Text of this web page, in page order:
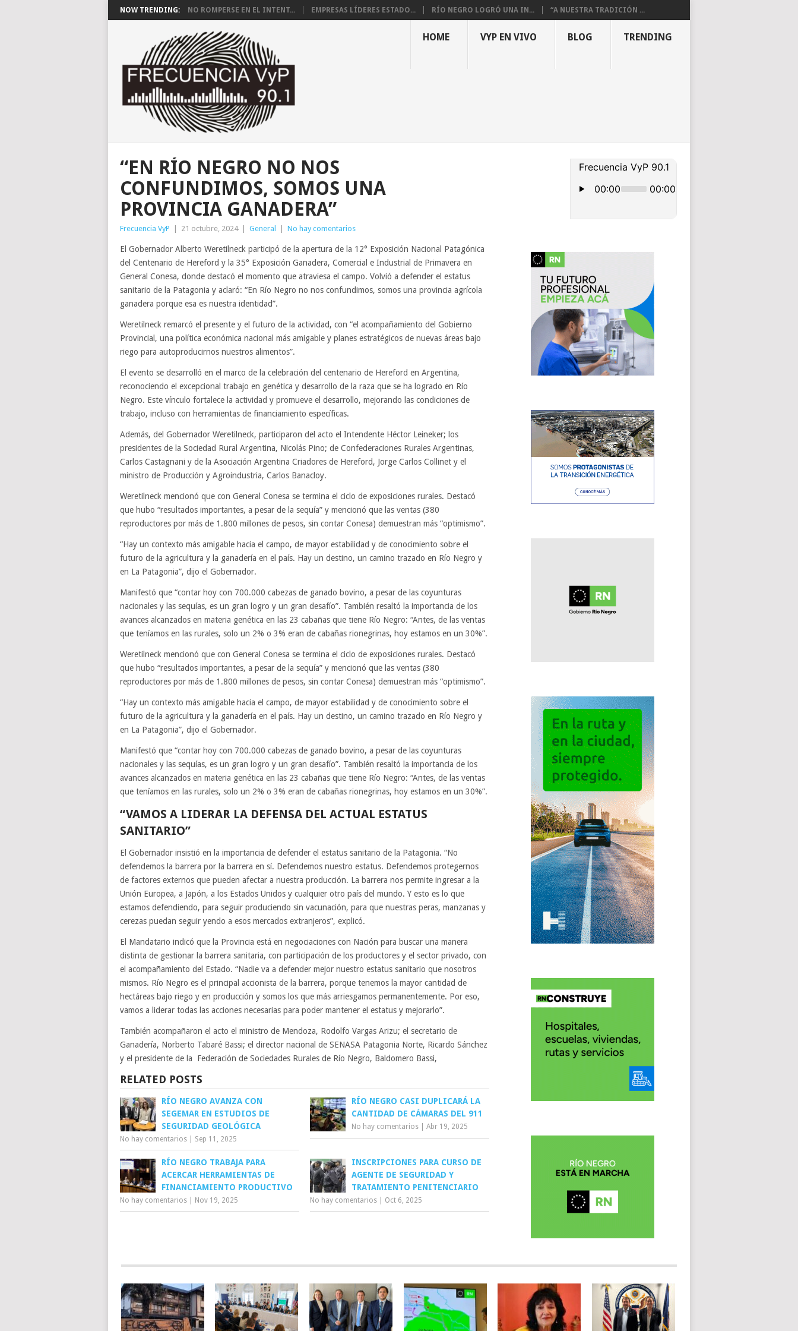
NOW TRENDING: NO ROMPERSE EN EL INTENT... EMPRESAS LÍDERES ESTADO... RÍO NEGRO LOGRÓ UNA IN... “A NUESTRA TRADICIÓN ...
HOME VYP EN VIVO BLOG TRENDING
“EN RÍO NEGRO NO NOS
CONFUNDIMOS, SOMOS UNA
PROVINCIA GANADERA”
Frecuencia VyP 21 octubre, 2024 General No hay comentarios
El Gobernador Alberto Weretilneck participó de la apertura de la 12° Exposición Nacional Patagónica
del Centenario de Hereford y la 35° Exposición Ganadera, Comercial e Industrial de Primavera en
General Conesa, donde destacó el momento que atraviesa el campo. Volvió a defender el estatus
sanitario de la Patagonia y aclaró: “En Río Negro no nos confundimos, somos una provincia agrícola
ganadera porque esa es nuestra identidad”.
Weretilneck remarcó el presente y el futuro de la actividad, con “el acompañamiento del Gobierno
Provincial, una política económica nacional más amigable y planes estratégicos de nuevas áreas bajo
riego para autoproducirnos nuestros alimentos”.
El evento se desarrolló en el marco de la celebración del centenario de Hereford en Argentina,
reconociendo el excepcional trabajo en genética y desarrollo de la raza que se ha logrado en Río
Negro. Este vínculo fortalece la actividad y promueve el desarrollo, mejorando las condiciones de
trabajo, incluso con herramientas de financiamiento específicas.
Además, del Gobernador Weretilneck, participaron del acto el Intendente Héctor Leineker; los
presidentes de la Sociedad Rural Argentina, Nicolás Pino; de Confederaciones Rurales Argentinas,
Carlos Castagnani y de la Asociación Argentina Criadores de Hereford, Jorge Carlos Collinet y el
ministro de Producción y Agroindustria, Carlos Banacloy.
Weretilneck mencionó que con General Conesa se termina el ciclo de exposiciones rurales. Destacó
que hubo “resultados importantes, a pesar de la sequía” y mencionó que las ventas (380
reproductores por más de 1.800 millones de pesos, sin contar Conesa) demuestran más “optimismo”.
“Hay un contexto más amigable hacia el campo, de mayor estabilidad y de conocimiento sobre el
futuro de la agricultura y la ganadería en el país. Hay un destino, un camino trazado en Río Negro y
en La Patagonia”, dijo el Gobernador.
Manifestó que “contar hoy con 700.000 cabezas de ganado bovino, a pesar de las coyunturas
nacionales y las sequías, es un gran logro y un gran desafío”. También resaltó la importancia de los
avances alcanzados en materia genética en las 23 cabañas que tiene Río Negro: “Antes, de las ventas
que teníamos en las rurales, solo un 2% o 3% eran de cabañas rionegrinas, hoy estamos en un 30%”.
Weretilneck mencionó que con General Conesa se termina el ciclo de exposiciones rurales. Destacó
que hubo “resultados importantes, a pesar de la sequía” y mencionó que las ventas (380
reproductores por más de 1.800 millones de pesos, sin contar Conesa) demuestran más “optimismo”.
“Hay un contexto más amigable hacia el campo, de mayor estabilidad y de conocimiento sobre el
futuro de la agricultura y la ganadería en el país. Hay un destino, un camino trazado en Río Negro y
en La Patagonia”, dijo el Gobernador.
Manifestó que “contar hoy con 700.000 cabezas de ganado bovino, a pesar de las coyunturas
nacionales y las sequías, es un gran logro y un gran desafío”. También resaltó la importancia de los
avances alcanzados en materia genética en las 23 cabañas que tiene Río Negro: “Antes, de las ventas
que teníamos en las rurales, solo un 2% o 3% eran de cabañas rionegrinas, hoy estamos en un 30%”.
“VAMOS A LIDERAR LA DEFENSA DEL ACTUAL ESTATUS
SANITARIO”
El Gobernador insistió en la importancia de defender el estatus sanitario de la Patagonia. “No
defendemos la barrera por la barrera en sí. Defendemos nuestro estatus. Defendemos protegernos
de factores externos que pueden afectar a nuestra producción. La barrera nos permite ingresar a la
Unión Europea, a Japón, a los Estados Unidos y cualquier otro país del mundo. Y esto es lo que
estamos defendiendo, para seguir produciendo sin vacunación, para que nuestras peras, manzanas y
cerezas puedan seguir yendo a esos mercados extranjeros”, explicó.
El Mandatario indicó que la Provincia está en negociaciones con Nación para buscar una manera
distinta de gestionar la barrera sanitaria, con participación de los productores y el sector privado, con
el acompañamiento del Estado. “Nadie va a defender mejor nuestro estatus sanitario que nosotros
mismos. Río Negro es el principal accionista de la barrera, porque tenemos la mayor cantidad de
hectáreas bajo riego y en producción y somos los que más arriesgamos permanentemente. Por eso,
vamos a liderar todas las acciones necesarias para poder mantener el estatus y mejorarlo”.
También acompañaron el acto el ministro de Mendoza, Rodolfo Vargas Arizu; el secretario de
Ganadería, Norberto Tabaré Bassi; el director nacional de SENASA Patagonia Norte, Ricardo Sánchez
y el presidente de la Federación de Sociedades Rurales de Río Negro, Baldomero Bassi,
RELATED POSTS
RÍO NEGRO AVANZA CON
SEGEMAR EN ESTUDIOS DE
SEGURIDAD GEOLÓGICA
No hay comentarios Sep 11, 2025
RÍO NEGRO CASI DUPLICARÁ LA
CANTIDAD DE CÁMARAS DEL 911
No hay comentarios |Abr 19, 2025
RÍO NEGRO TRABAJA PARA
ACERCAR HERRAMIENTAS DE
FINANCIAMIENTO PRODUCTIVO
No hay comentarios Nov 19, 2025
INSCRIPCIONES PARA CURSO DE
AGENTE DE SEGURIDAD Y
TRATAMIENTO PENITENCIARIO
No hay comentarios Oct 6, 2025